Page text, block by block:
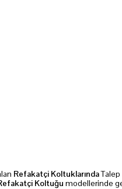
Refakatçi KoltuklarındaTalep
Koltuğu modellerinde